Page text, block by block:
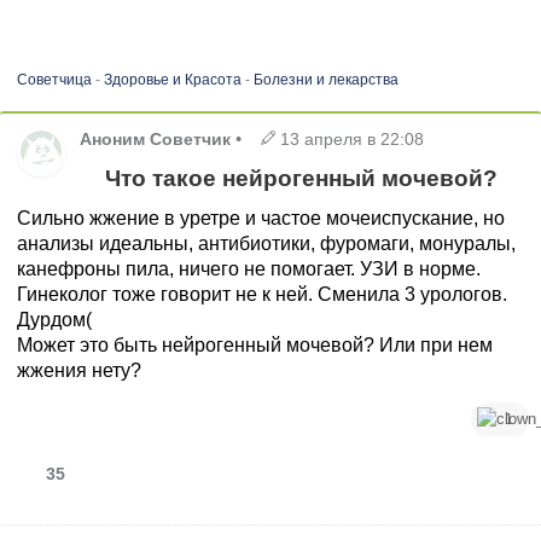
Советчица- Здоровье и Красота- Болезни и лекарства
Аноним Советчик • 13 апреля в 22:08
Что такое нейрогенный мочевой?
Сильно жжение в уретре и частое мочеиспускание, но
анализы идеальны, антибиотики, фуромаги, монуралы,
канефроны пила, ничего не помогает. УЗИ в норме.
Гинеколог тоже говорит не к ней. Сменила 3 урологов.
Дурдом(
Может это быть нейрогенный мочевой? Или при нем
жжения нету?
1
35